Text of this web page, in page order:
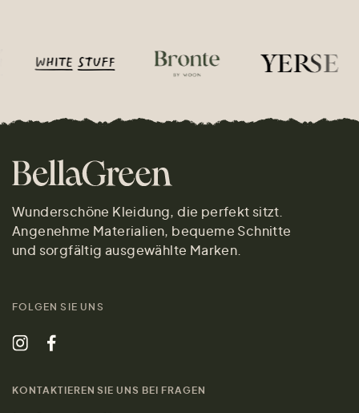
Wunderschöne Kleidung, die perfekt sitzt.
Angenehme Materialien, bequeme Schnitte
und sorgfältig ausgewählte Marken.
FOLGEN SIE UNS
KONTAKTIEREN SIE UNS BEI FRAGEN